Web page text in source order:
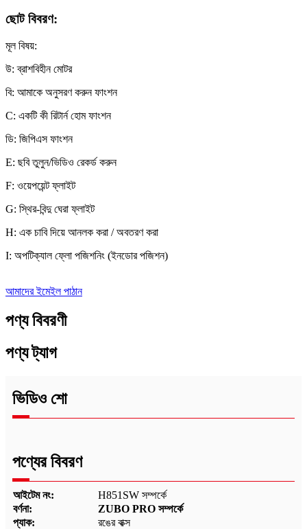
ছোট বিবরণ:
মূল বিষয়:
উ: ব্রাশবিহীন মোটর
বি: আমাকে অনুসরণ করুন ফাংশন
C: একটি কী রিটার্ন হোম ফাংশন
ডি: জিপিএস ফাংশন
E: ছবি তুলুন/ভিডিও রেকর্ড করুন
F: ওয়েপয়েন্ট ফ্লাইট
G: স্থির-বিন্দু ঘেরা ফ্লাইট
H: এক চাবি দিয়ে আনলক করা / অবতরণ করা
I: অপটিক্যাল ফ্লো পজিশনিং (ইনডোর পজিশন)
আমাদের ইমেইল পাঠান
পণ্য বিবরণী
পণ্য ট্যাগ
ভিডিও শো
পণ্যের বিবরণ
আইটেম নং:
H851SW সম্পর্কে
বর্ণনা:
ZUBO PRO সম্পর্কে
প্যাক:
রঙের বাক্স